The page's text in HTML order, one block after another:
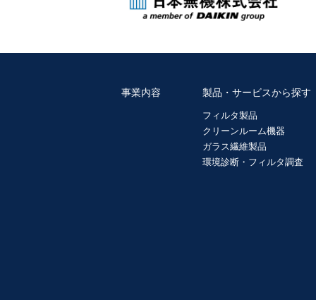
事業内容 製品・サービスから探す
フィルタ製品
クリーンルーム機器
ガラス繊維製品
環境診断・フィルタ調査